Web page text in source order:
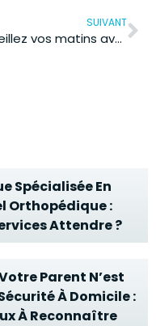
SUIVANT
Réveillez vos matins avec un banana bread healthy et gourmand
Spécialisée En
Orthopédique :
Attendre ?
Parent N’est
À Domicile :
À Reconnaître